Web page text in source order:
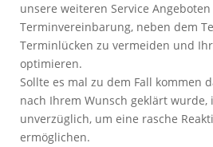
unsere weiteren Service Angeboten
Terminvereinbarung, neben dem
Terminlücken zu vermeiden und
optimieren.
Sollte es mal zu dem Fall kommen
nach Ihrem Wunsch geklärt
unverzüglich, um eine rasche
ermöglichen.